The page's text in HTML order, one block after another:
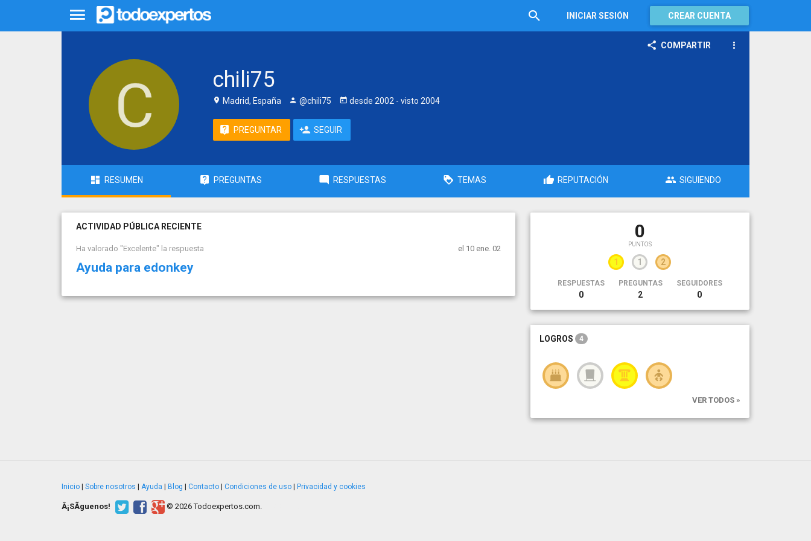
INICIAR SESIÓN CREAR CUENTA
COMPARTIR
chili75
Madrid, España @chili75 desde 2002 - visto 2004
PREGUNTAR SEGUIR
RESUMEN PREGUNTAS RESPUESTAS TEMAS REPUTACIÓN SIGUIENDO
ACTIVIDAD PÚBLICA RECIENTE
Ha valorado "Excelente" la respuesta el 10 ene. 02
Ayuda para edonkey
0
PUNTOS
1 1 2
RESPUESTAS
0
PREGUNTAS
2
SEGUIDORES
0
LOGROS 4
VER TODOS »
Inicio Sobre nosotros Ayuda Blog Contacto Condiciones de uso Privacidad y cookies
Â¡SÃ­guenos! © 2026 Todoexpertos.com.